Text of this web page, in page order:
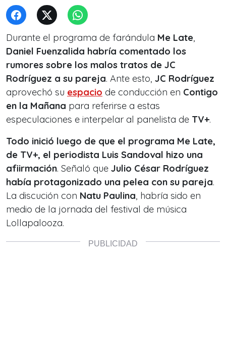
Durante el programa de farándula Me Late,
Daniel Fuenzalida habría comentado los
rumores sobre los malos tratos de JC
Rodríguez a su pareja. Ante esto, JC Rodríguez
aprovechó su espacio de conducción en Contigo
en la Mañana para referirse a estas
especulaciones e interpelar al panelista de TV+.
Todo inició luego de que el programa Me Late,
de TV+, el periodista Luis Sandoval hizo una
afiirmación. Señaló que Julio César Rodríguez
había protagonizado una pelea con su pareja.
La discución con Natu Paulina, habría sido en
medio de la jornada del festival de música
Lollapalooza.